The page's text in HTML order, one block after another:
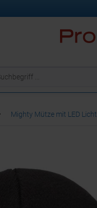
Mighty Mütze mit LED Licht